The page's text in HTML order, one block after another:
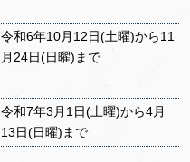
令和6年10月12日(土曜)から11
月24日(日曜)まで
令和7年3月1日(土曜)から4月
13日(日曜)まで